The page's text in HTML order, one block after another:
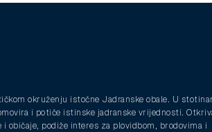
okruženju istočne Jadranske obale. U
i potiče istinske jadranske vrijednosti.
običaje, podiže interes za plovidbom, brodovima i